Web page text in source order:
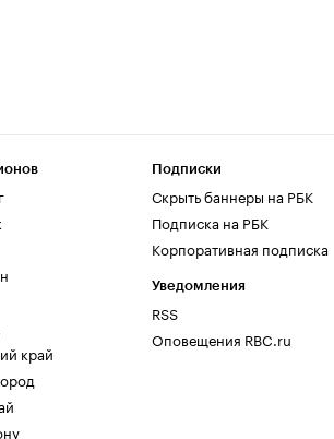
край
Подписки
Скрыть баннеры на РБК
Подписка на РБК
Корпоративная подписка
Уведомления
RSS
Оповещения RBC.ru